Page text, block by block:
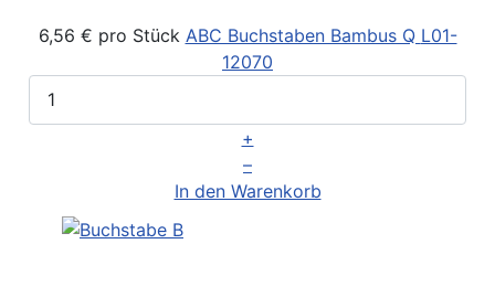
6,56 € pro Stück ABC Buchstaben Bambus Q L01-
12070
+
–
In den Warenkorb